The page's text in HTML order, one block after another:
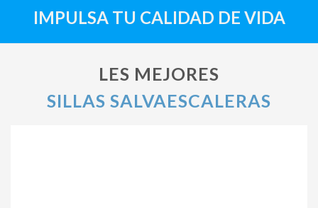
IMPULSA TU CALIDAD DE VIDA
LES MEJORES
SILLAS SALVAESCALERAS